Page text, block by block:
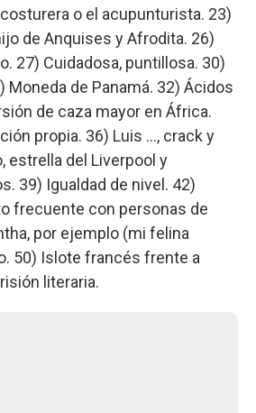
o el acupunturista. 23)
de Anquises y Afrodita. 26)
27) Cuidadosa, puntillosa. 30)
Moneda de Panamá. 32) Ácidos
de caza mayor en África.
propia. 36) Luis …, crack y
estrella del Liverpool y
39) Igualdad de nivel. 42)
frecuente con personas de
por ejemplo (mi felina
50) Islote francés frente a
literaria.